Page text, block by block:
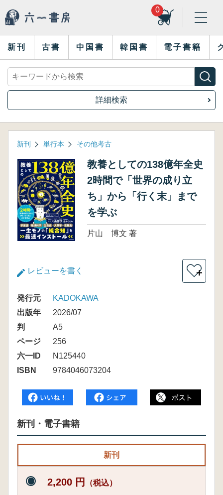
0
新刊 古書 中国書 韓国書 電子書籍
詳細検索
新刊 単行本 その他考古
教養としての138億年全史
2時間で「世界の成り立
ち」から「行く末」まで
を学ぶ
片山 博文 著
レビューを書く ＋
発行元
KADOKAWA
出版年
2026/07
判
A5
ページ
256
六一ID
N125440
ISBN
9784046073204
新刊・電子書籍
新刊
2,200 円 （税込）